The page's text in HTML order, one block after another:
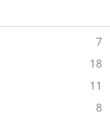
7
18
11
8